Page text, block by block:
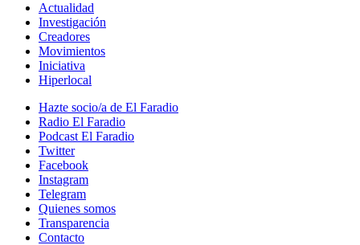
Actualidad
Investigación
Creadores
Movimientos
Iniciativa
Hiperlocal
Hazte socio/a de El Faradio
Radio El Faradio
Podcast El Faradio
Twitter
Facebook
Instagram
Telegram
Quienes somos
Transparencia
Contacto